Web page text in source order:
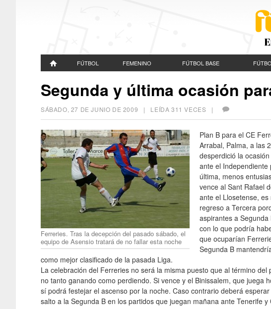
FÚTBOL FEMENINO FÚTBOL BASE
Segunda y última ocasión
SÁBADO, 27 DE JUNIO DE 2009 | LEÍDA 311 VECES |
Ferreries. Tras la decepción del pasado sábado, el
equipo de Asensio tratará de no fallar esta noche
Plan B para el CE
Arrabal, Palma, a las
desperdició la
ante el
última, menos
vence al Sant Rafael
ante el Llosetense,
regreso a Tercera
aspirantes a
con lo que podría
que ocuparían
Segunda B
como mejor clasificado de la pasada Liga.
La celebración del Ferreries no será la misma puesto que al término
no tanto ganando como perdiendo. Si vence y el Binissalem, que juega
sí podrá festejar el ascenso por la noche. Caso contrario deberá
salto a la Segunda B en los partidos que juegan mañana ante Tenerife